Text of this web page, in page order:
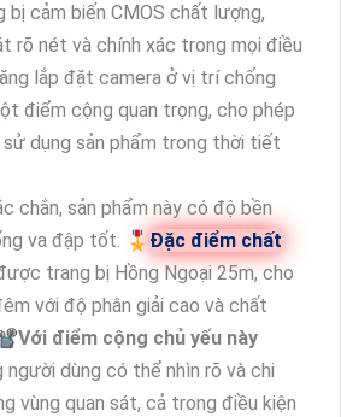
bị cảm biến CMOS chất lượng,
rõ nét và chính xác trong mọi điều
lắp đặt camera ở vị trí chống
điểm cộng quan trọng, cho phép
dụng sản phẩm trong thời tiết
chắn, sản phẩm này có độ bền
va đập tốt. 🎖️ Đặc điểm chất
trang bị Hồng Ngoại 25m, cho
với độ phân giải cao và chất
📽Với điểm cộng chủ yếu này
người dùng có thể nhìn rõ và chi
vùng quan sát, cả trong điều kiện